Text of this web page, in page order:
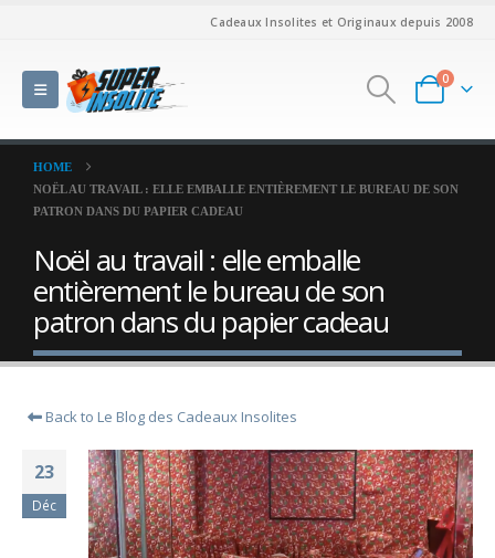
Cadeaux Insolites et Originaux depuis 2008
0
HOME
NOËL AU TRAVAIL : ELLE EMBALLE ENTIÈREMENT LE BUREAU DE SON
PATRON DANS DU PAPIER CADEAU
Noël au travail : elle emballe
entièrement le bureau de son
patron dans du papier cadeau
Back to Le Blog des Cadeaux Insolites
23
Déc